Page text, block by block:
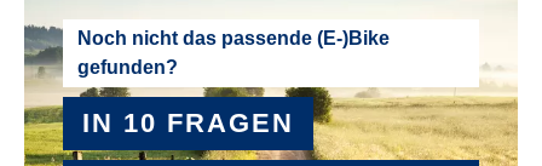
Noch nicht das passende (E-)Bike
gefunden?
IN 10 FRAGEN